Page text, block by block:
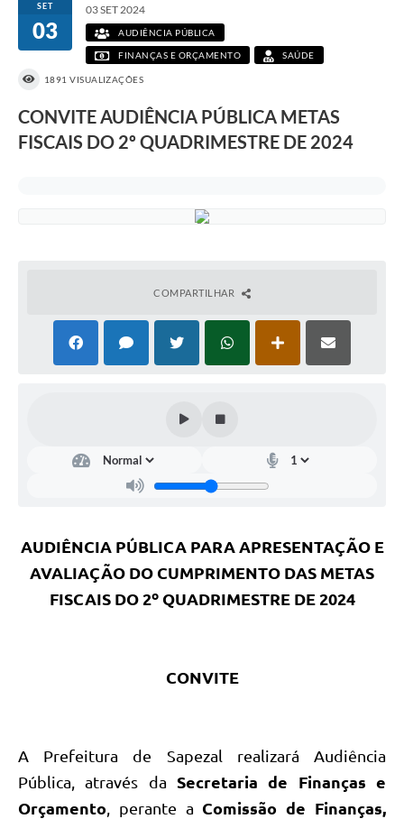
SET
03
03 SET 2024
AUDIÊNCIA PÚBLICA
FINANÇAS E ORÇAMENTO SAÚDE
1891 VISUALIZAÇÕES
CONVITE AUDIÊNCIA PÚBLICA METAS
FISCAIS DO 2º QUADRIMESTRE DE 2024
COMPARTILHAR
AUDIÊNCIA PÚBLICA PARA APRESENTAÇÃO E
AVALIAÇÃO DO CUMPRIMENTO DAS METAS
FISCAIS DO 2º QUADRIMESTRE DE 2024
CONVITE
A Prefeitura de Sapezal realizará Audiência
Pública, através da Secretaria de Finanças e
Orçamento, perante a Comissão de Finanças,